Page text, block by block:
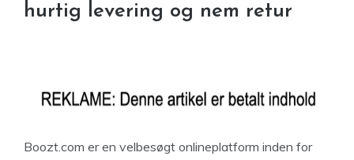
hurtig levering og nem retur
Boozt.com er en velbesøgt onlineplatform inden for